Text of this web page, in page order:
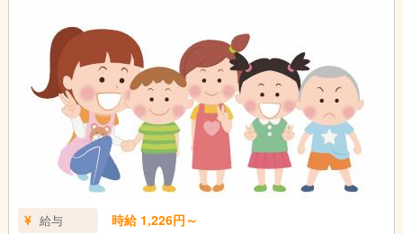
給与 時給 1,226円～